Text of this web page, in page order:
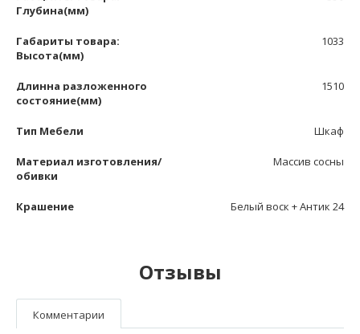
Глубина(мм)
Габариты товара:
Высота(мм)
1033
Длинна разложенного
состояние(мм)
1510
Тип Мебели Шкаф
Материал изготовления/
обивки
Массив сосны
Крашение Белый воск + Антик 24
Отзывы
Комментарии